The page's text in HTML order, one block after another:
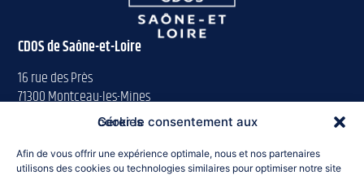
Gérer le consentement aux cookies
Afin de vous offrir une expérience optimale, nous et nos partenaires
utilisons des cookies ou technologies similaires pour optimiser notre site
CDOS de Saône-et-Loire
16 rue des Près
71300 Montceau-les-Mines
Tél : 03 85 57 63 00
saoneetloire@franceolympique.com